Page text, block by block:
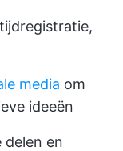
media om
ideeën
delen en